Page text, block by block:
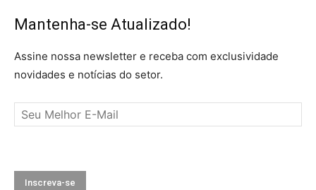
Mantenha-se Atualizado!
Assine nossa newsletter e receba com exclusividade
novidades e notícias do setor.